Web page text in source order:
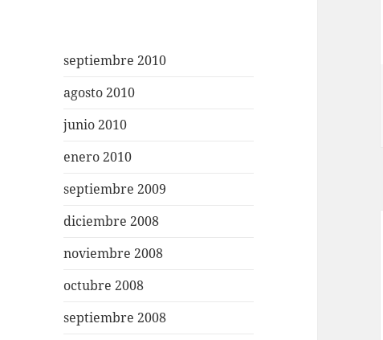
septiembre 2010
agosto 2010
junio 2010
enero 2010
septiembre 2009
diciembre 2008
noviembre 2008
octubre 2008
septiembre 2008